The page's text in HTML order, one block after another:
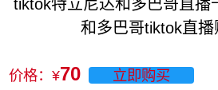
tiktok特立尼达和多巴哥直播
和多巴哥tiktok直播
价格：¥70 立即购买